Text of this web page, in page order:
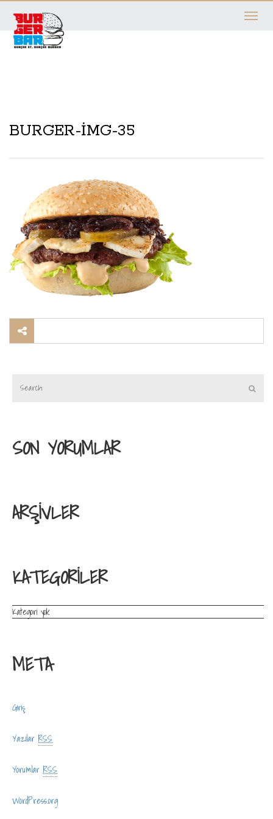
Toggle
BURGER-IMG-35
SON YORUMLAR
ARŞIVLER
KATEGORILER
Kategori yok
META
Giriş
Yazılar RSS
Yorumlar RSS
WordPress.org